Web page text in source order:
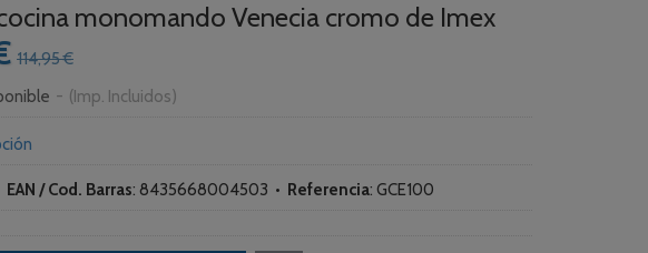
monomando Venecia cromo de Imex
114,95 €
- (Imp. Incluidos)
EAN / Cod. Barras: 8435668004503 • Referencia: GCE100